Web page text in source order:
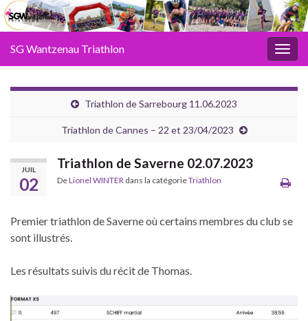
SG Wantzenau Triathlon
Triathlon de Sarrebourg 11.06.2023
Triathlon de Cannes – 22 et 23/04/2023
JUIL
02
Triathlon de Saverne 02.07.2023
DeLionel WINTER dans la catégorieTriathlon
Premier triathlon de Saverne où certains membres du club se
sont illustrés.
Les résultats suivis du récit de Thomas.